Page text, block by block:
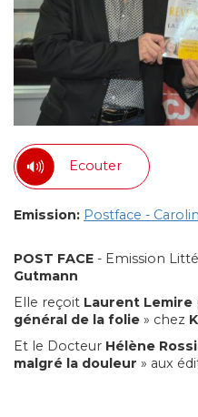
Ecouter
Emission: Postface -
POST FACE - Emission
Gutmann
Elle reçoit Laurent Lemire
général de la folie » chez
Et le Docteur Hélène
malgré la douleur » aux